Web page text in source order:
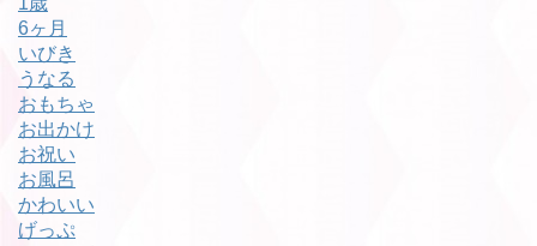
6ヶ月
いびき
うなる
おもちゃ
お出かけ
お祝い
お風呂
かわいい
げっぷ